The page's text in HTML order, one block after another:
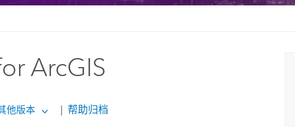
ArcGIS
他版本 | 帮助归档